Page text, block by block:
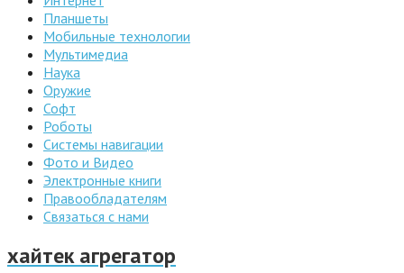
Планшеты
Мобильные технологии
Мультимедиа
Наука
Оружие
Софт
Роботы
Системы навигации
Фото и Видео
Электронные книги
Правообладателям
Связаться с нами
хайтек агрегатор